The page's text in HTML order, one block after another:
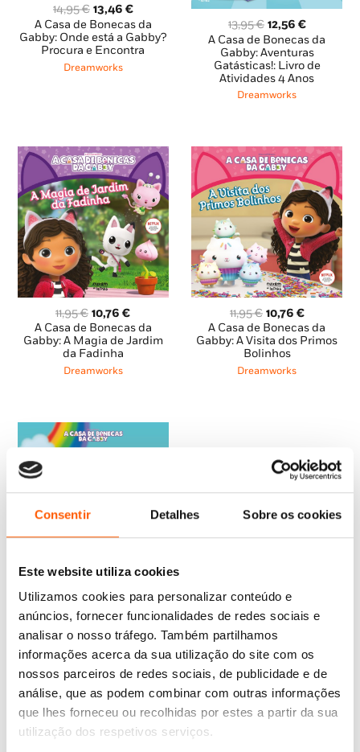
Consentir Detalhes Sobre os cookies
Este website utiliza cookies
Utilizamos cookies para personalizar conteúdo e
anúncios, fornecer funcionalidades de redes sociais e
analisar o nosso tráfego. Também partilhamos
informações acerca da sua utilização do site com os
nossos parceiros de redes sociais, de publicidade e de
análise, que as podem combinar com outras informações
que lhes forneceu ou recolhidas por estes a partir da sua
utilização dos respetivos serviços.
14,95€ O
preço
original
era:
14,95 €.
13,46 €O
preço
atual
é:
A Casa de Bonecas da
Gabby: Onde está a Gabby?
Procura e Encontra
Dreamworks
13,95€ O
preço
original
era:
13,95 €.
12,56 €O
preço
atual
é:
12,56 €.
A Casa de Bonecas da
Gabby: Aventuras
Gatásticas!: Livro de
Atividades 4 Anos
Dreamworks
11,95€ O
preço
original
era:
11,95 €.
10,76€O
preço
atual
A Casa de Bonecas da
Gabby: A Magia de Jardim
da Fadinha
Dreamworks
11,95€ O
preço
original
era:
11,95 €.
10,76 €O
preço
atual
A Casa de Bonecas da
Gabby: A Visita dos Primos
Bolinhos
Dreamworks
preço
original
era:
preço
atual
é:
A Casa de Bonecas da
Gabby: Histórias de 5
Minutos
Dreamworks